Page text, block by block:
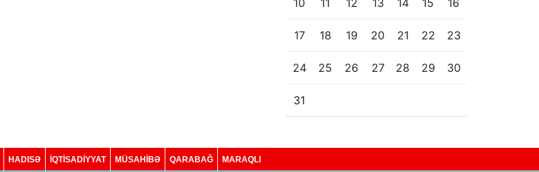
10 11 12 13 14 15 16
17 18 19 20 21 22 23
24 25 26 27 28 29 30
31
HADISƏ İQTISADIYYAT MÜSAHİBƏ QARABAĞ MARAQLI